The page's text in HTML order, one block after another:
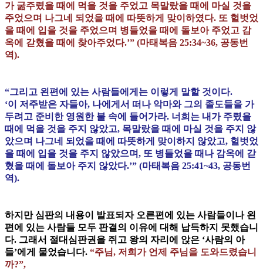
가 굶주렸을 때에 먹을 것을 주었고 목말랐을 때에 마실 것을
주었으며 나그네 되었을 때에 따뜻하게 맞이하였다. 또 헐벗었
을 때에 입을 것을 주었으며 병들었을 때에 돌보아 주었고 감
옥에 갇혔을 때에 찾아주었다.’” (마태복음 25:34~36, 공동번
역).
“그리고 왼편에 있는 사람들에게는 이렇게 말할 것이다.
‘이 저주받은 자들아, 나에게서 떠나 악마와 그의 졸도들을 가
두려고 준비한 영원한 불 속에 들어가라. 너희는 내가 주렸을
때에 먹을 것을 주지 않았고, 목말랐을 때에 마실 것을 주지 않
았으며 나그네 되었을 때에 따뜻하게 맞이하지 않았고, 헐벗었
을 때에 입을 것을 주지 않았으며, 또 병들었을 때나 감옥에 갇
혔을 때에 돌보아 주지 않았다.’” (마태복음 25:41~43, 공동번
역).
하지만 심판의 내용이 발표되자 오른편에 있는 사람들이나 왼
편에 있는 사람들 모두 판결의 이유에 대해 납득하지 못했습니
다. 그래서 절대심판권을 쥐고 왕의 자리에 앉은 ‘사람의 아
들’에게 물었습니다. “주님, 저희가 언제 주님을 도와드렸습니
까?”,